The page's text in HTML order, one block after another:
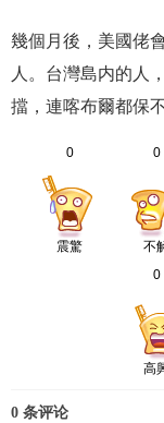
幾個月後，美國佬
人。台灣島内的人
擋，連喀布爾都保
0
震驚
0
不
0
高